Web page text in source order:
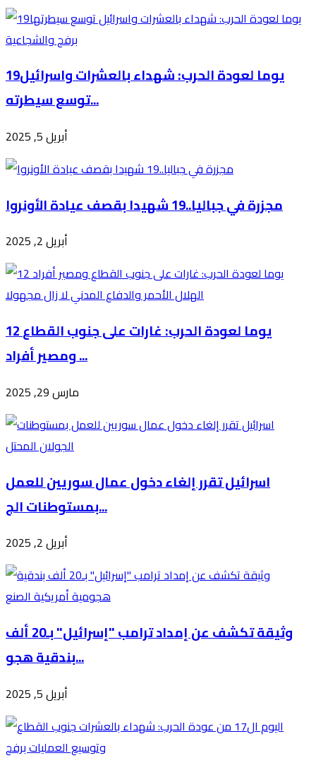
19يوما لعودة الحرب: شهداء بالعشرات واسرائيل
توسع سيطرته...
أبريل 5, 2025
مجزرة في جباليا..19 شهيدا بقصف عيادة الأونروا
أبريل 2, 2025
12 يوما لعودة الحرب: غارات على جنوب القطاع
ومصير أفراد ...
مارس 29, 2025
اسرائيل تقرر إلغاء دخول عمال سوريين للعمل
بمستوطنات الج...
أبريل 2, 2025
وثيقة تكشف عن إمداد ترامب "إسرائيل" بـ20 ألف
بندقية هجو...
أبريل 5, 2025